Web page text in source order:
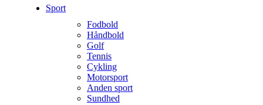
Sport
Fodbold
Håndbold
Golf
Tennis
Cykling
Motorsport
Anden sport
Sundhed